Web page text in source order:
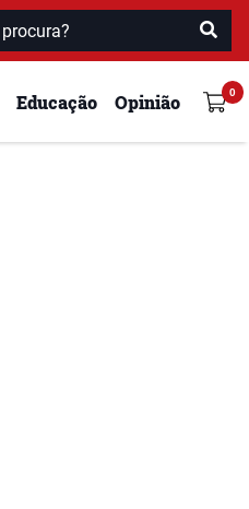
Educação Opinião